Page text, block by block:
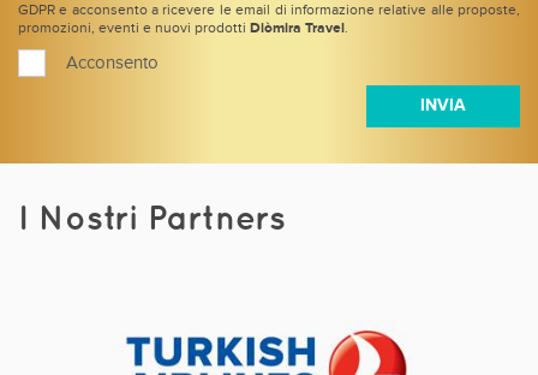
GDPR e acconsento a ricevere le email di informazione relative alle proposte,
promozioni, eventi e nuovi prodotti Diòmira Travel .
Acconsento
I Nostri Partners